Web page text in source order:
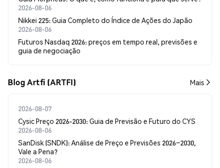
2026-08-06
Nikkei 225: Guia Completo do Índice de Ações do Japão
2026-08-06
Futuros Nasdaq 2026: preços em tempo real, previsões e
guia de negociação
Blog Artfi (ARTFI) Mais
2026-08-07
Cysic Preço 2026-2030: Guia de Previsão e Futuro do CYS
2026-08-06
SanDisk (SNDK): Análise de Preço e Previsões 2026–2030,
Vale a Pena?
2026-08-06